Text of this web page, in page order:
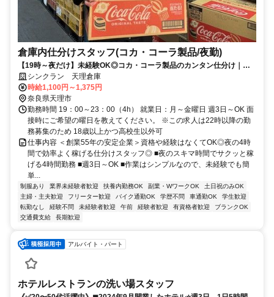
倉庫内仕分けスタッフ(コカ・コーラ製品/夜勤)
【19時～夜だけ】未経験OK◎コカ・コーラ製品のカンタン仕分け｜週3
～OKシンクラン 天理倉庫
時給1,100円～1,375円
奈良県天理市
勤務時間 19：00～23：00（4h） 就業日：月～金曜日 週3日～OK 面
接時にご希望の曜日を教えてください。 ※この求人は22時以降の勤
務募集のため 18歳以上かつ高校生以外可
仕事内容 ＜創業55年の安定企業＞資格や経験はなくてOK◎夜の4時
間で効率よく稼げる仕分けスタッフ◎ ■夜のスキマ時間でサクッと稼
げる4時間勤務 ■週3日～OK ■作業はシンプルなので、未経験でも簡
単...
制服あり 業界未経験者歓迎 扶養内勤務OK 副業・WワークOK
土日祝のみOK
主婦・主夫歓迎
フリーター歓迎 バイク通勤OK 学歴不問 車通勤OK
学生歓迎
転勤なし
経験不問 未経験者歓迎 午前 経験者歓迎 有資格者歓迎
ブランクOK
交通費支給
長期歓迎
アルバイト・パート
ホテルレストランの洗い場スタッフ